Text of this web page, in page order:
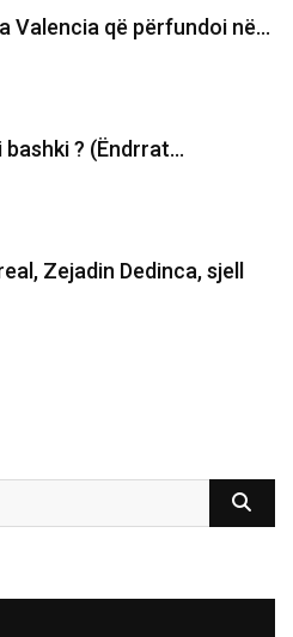
Valencia që përfundoi në…
? (Ëndrrat…
Zejadin Dedinca, sjell